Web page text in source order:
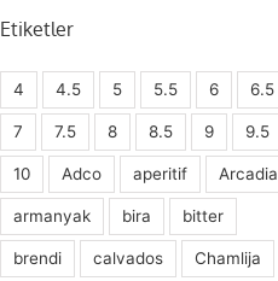
Etiketler
4 4.5 5 5.5 6 6.5
7 7.5 8 8.5 9 9.5
10 Adco aperitif Arcadia
armanyak bira bitter
brendi calvados Chamlija